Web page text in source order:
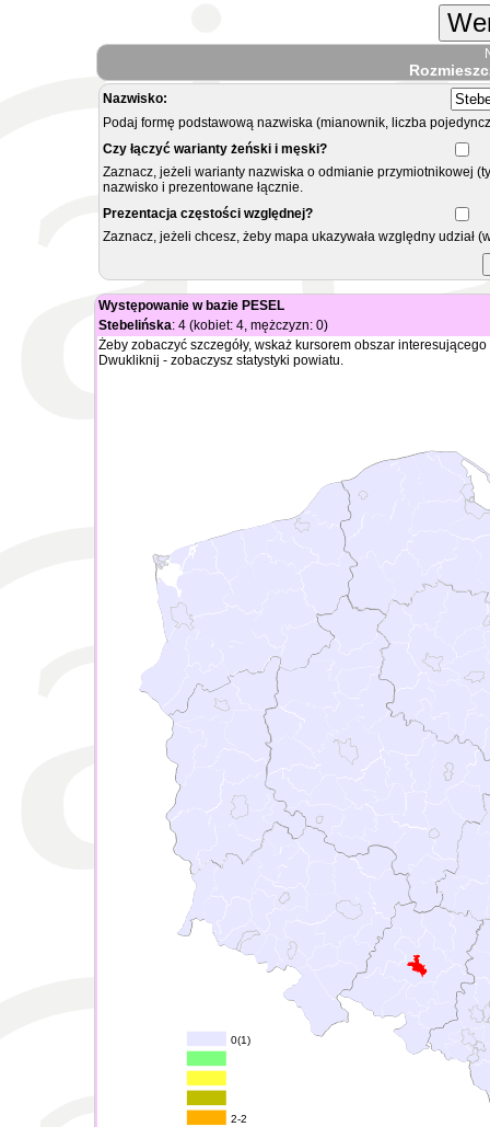
Nazwisko:
Podaj formę podstawową nazwiska (mianownik, liczba
Czy łączyć warianty żeński i męski?
Zaznacz, jeżeli warianty nazwiska o odmianie przymiotnikowej
nazwisko i prezentowane łącznie.
Prezentacja częstości względnej?
Zaznacz, jeżeli chcesz, żeby mapa ukazywała względny
Występowanie w bazie PESEL
Stebelińska: 4 (kobiet: 4, mężczyzn: 0)
Żeby zobaczyć szczegóły, wskaż kursorem obszar
Dwukliknij - zobaczysz statystyki powiatu.
0(1)
2-2